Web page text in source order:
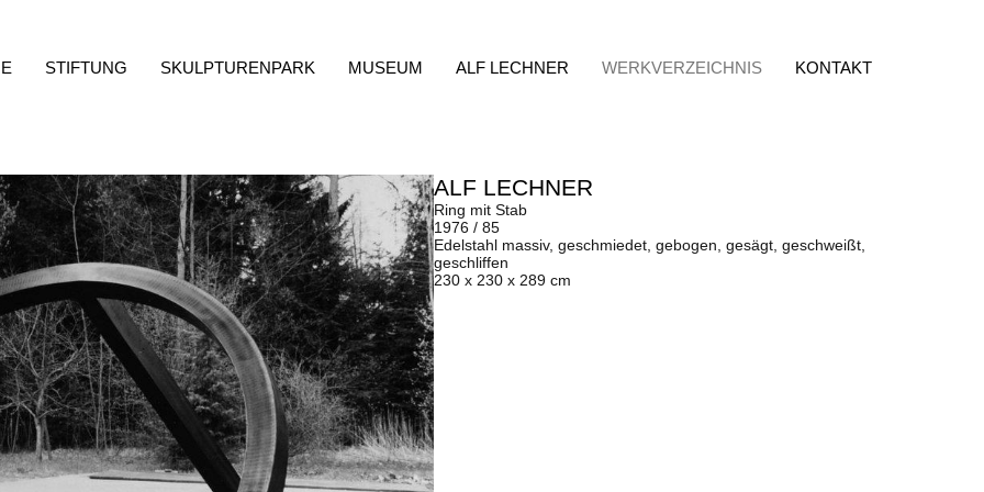
STIFTUNG SKULPTURENPARK MUSEUM ALF LECHNER WERKVERZEICHNIS KONTAKT
ALF LECHNER
Ring mit Stab
1976 / 85
Edelstahl massiv, geschmiedet, gebogen, gesägt, geschweißt,
geschliffen
230 x 230 x 289 cm